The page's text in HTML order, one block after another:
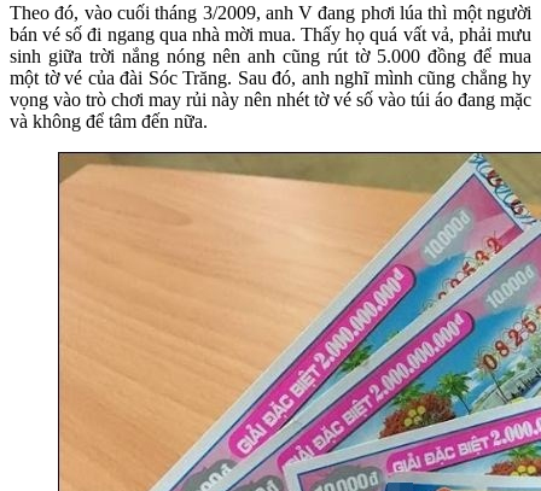
Theo đó, vào cuối tháng 3/2009, anh V đang phơi lúa thì một người
bán vé số đi ngang qua nhà mời mua. Thấy họ quá vất vả, phải mưu
sinh giữa trời nắng nóng nên anh cũng rút tờ 5.000 đồng để mua
một tờ vé của đài Sóc Trăng. Sau đó, anh nghĩ mình cũng chẳng hy
vọng vào trò chơi may rủi này nên nhét tờ vé số vào túi áo đang mặc
và không để tâm đến nữa.